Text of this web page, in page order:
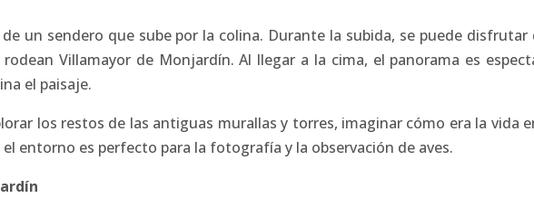
un sendero que sube por la colina. Durante la subida, se puede
Villamayor de Monjardín. Al llegar a la cima, el panorama es
el paisaje.
los restos de las antiguas murallas y torres, imaginar cómo era la vida
entorno es perfecto para la fotografía y la observación de aves.